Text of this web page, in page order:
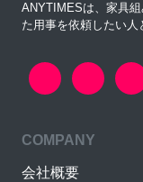
ANYTIMESは、家具
た用事を依頼したい人
COMPANY
会社概要